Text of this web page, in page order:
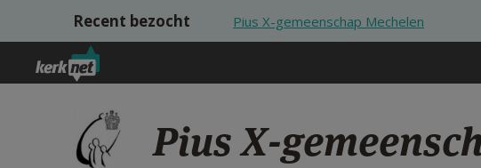
Overslaan en naar de inhoud gaan
Recent bezocht Pius X-gemeenschap Mechelen
Pius X-